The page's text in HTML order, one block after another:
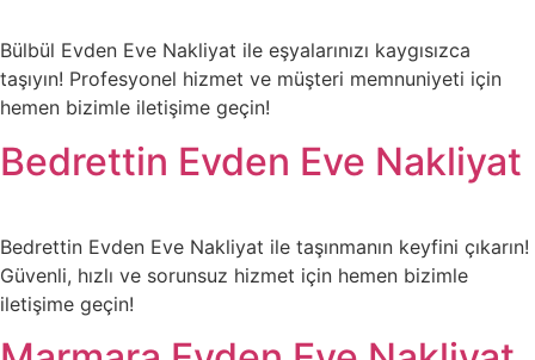
Bülbül Evden Eve Nakliyat ile eşyalarınızı kaygısızca
taşıyın! Profesyonel hizmet ve müşteri memnuniyeti için
hemen bizimle iletişime geçin!
Bedrettin Evden Eve Nakliyat
Bedrettin Evden Eve Nakliyat ile taşınmanın keyfini çıkarın!
Güvenli, hızlı ve sorunsuz hizmet için hemen bizimle
iletişime geçin!